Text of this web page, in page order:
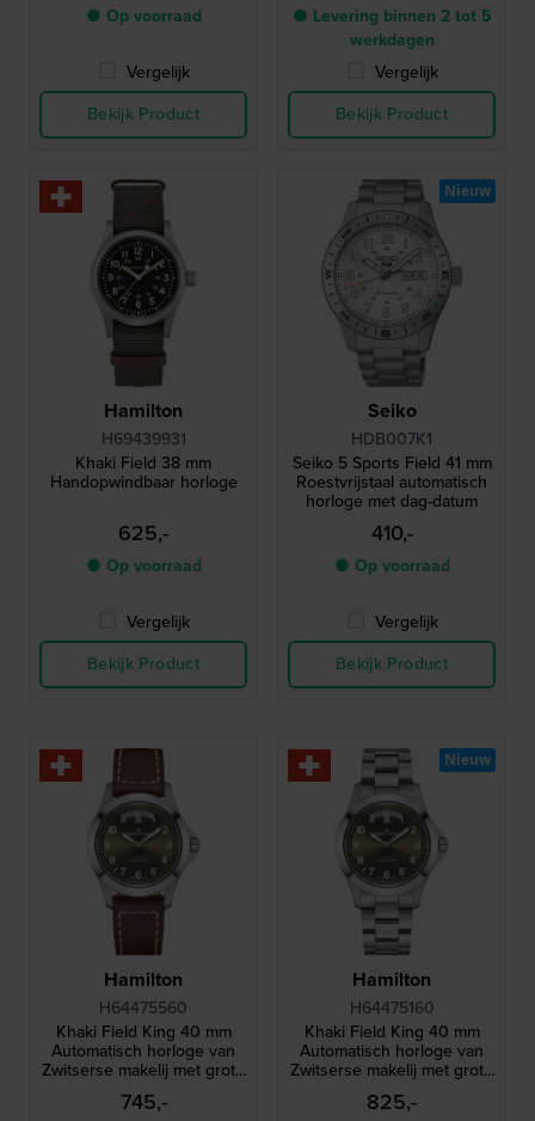
● Op voorraad
Vergelijk
Bekijk Product
● Levering binnen 2 tot 5
werkdagen
Vergelijk
Bekijk Product
Hamilton
H69439931
Khaki Field 38 mm
Handopwindbaar horloge
625,-
● Op voorraad
Vergelijk
Bekijk Product
Seiko
HDB007K1
Seiko 5 Sports Field 41 mm
Roestvrijstaal automatisch
horloge met dag-datum
410,-
● Op voorraad
Vergelijk
Bekijk Product
Nieuw
Hamilton
H64475560
Khaki Field King 40 mm
Automatisch horloge van
Zwitserse makelij met grote
dag-datum
745,-
Hamilton
H64475160
Khaki Field King 40 mm
Automatisch horloge van
Zwitserse makelij met grote
dag-datum
825,-
Nieuw